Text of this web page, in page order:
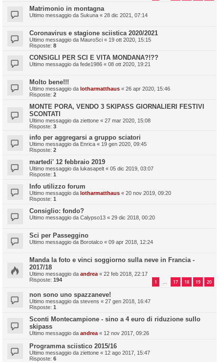
Matrimonio in montagna
Ultimo messaggio da Sukuna « 28 dic 2021, 07:14
Coronavirus e stagione sciistica 2020/2021
Ultimo messaggio da MauroSci « 19 ott 2020, 15:15
Risposte: 8
CONSIGLI PER SCI E VITA MONDANA?!??
Ultimo messaggio da fede1986 « 08 ott 2020, 19:21
Molto bene!!!
Ultimo messaggio da lotharmatthaus « 26 apr 2020, 15:46
Risposte: 2
MONTE PORA, VENDO 3 SKIPASS GIORNALIERI FESTIVI
SCONTATI
Ultimo messaggio da ziettone « 27 mar 2020, 15:08
Risposte: 3
info per aggregarsi a gruppo sciatori
Ultimo messaggio da Enrica « 19 gen 2020, 09:45
Risposte: 2
martedi' 12 febbraio 2019
Ultimo messaggio da lukasapelt « 05 dic 2019, 03:07
Risposte: 1
Info utilizzo forum
Ultimo messaggio da lotharmatthaus « 20 nov 2019, 09:20
Risposte: 1
Consiglio: fondo?
Ultimo messaggio da Calypso13 « 29 dic 2018, 00:20
Sci per Passeggino
Ultimo messaggio da Borotalco « 09 apr 2018, 12:24
Manda la foto e vinci soggiorno sulla neve in Francia -
2017/18
Ultimo messaggio da andrea « 22 feb 2018, 22:17
Risposte: 194 1 … 17 18 19 20
non sono uno spazzaneve!
Ultimo messaggio da stevens « 27 gen 2018, 16:47
Risposte: 1
Sconti Montecampione - sino a 4 euro di riduzione sullo
skipass
Ultimo messaggio da andrea « 12 nov 2017, 09:26
Programma sciistico 2015/16
Ultimo messaggio da ziettone « 12 ago 2017, 15:47
Risposte: 6